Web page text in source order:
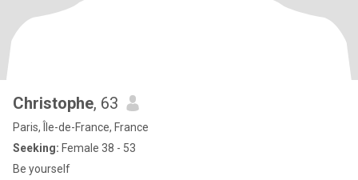
Christophe, 63
Paris, Île-de-France, France
Seeking: Female 38 - 53
Be yourself